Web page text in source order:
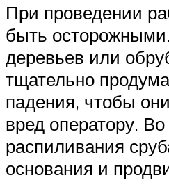
При проведении
быть
деревьев или
тщательно
падения, чтобы
вред оператору.
распиливания
основания и